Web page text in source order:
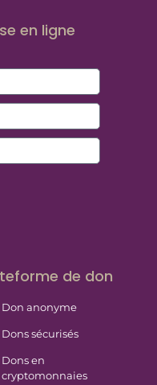
en ligne
de don
Don anonyme
Dons sécurisés
Dons en
cryptomonnaies